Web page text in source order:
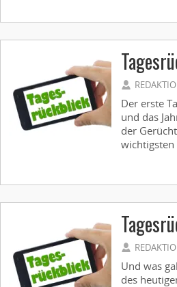
Der erste
und das
der
wichtigsten
Und was
des